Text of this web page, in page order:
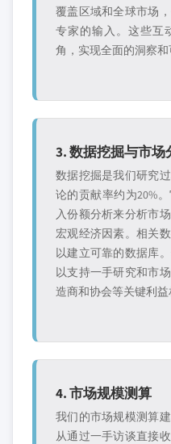
覆盖区域和全球市场
专家的输入。这些互
角，实现全面的洞察和
3. 数据挖掘与市场
数据挖掘是我们研究
论的贡献率约为20%
入份额分析来分析市
宏观经济因素。相关
以建立可靠的数据库
以支持一手研究和市
造商和协会等关键利益
4. 市场规模测算
我们的市场规模测算
从通过一手访谈直接